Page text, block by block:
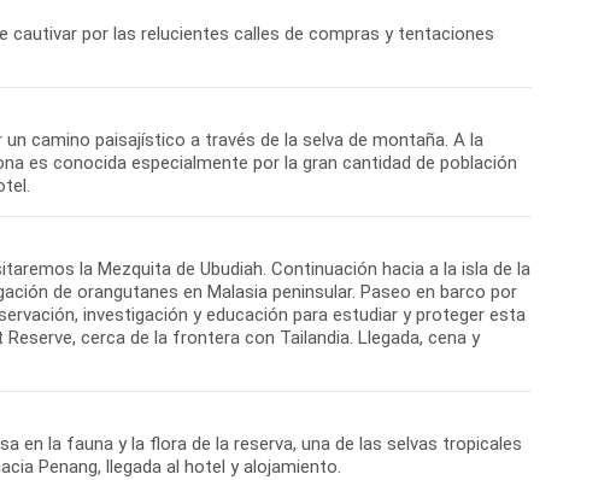
cautivar por las relucientes calles de compras y tentaciones
camino paisajístico a través de la selva de montaña. A la
es conocida especialmente por la gran cantidad de población
la Mezquita de Ubudiah. Continuación hacia a la isla de la
de orangutanes en Malasia peninsular. Paseo en barco por
investigación y educación para estudiar y proteger esta
cerca de la frontera con Tailandia. Llegada, cena y
en la fauna y la flora de la reserva, una de las selvas tropicales
Penang, llegada al hotel y alojamiento.